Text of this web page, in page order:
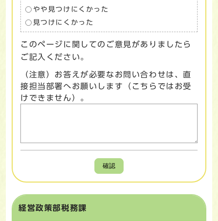
やや見つけにくかった
見つけにくかった
このページに関してのご意見がありましたら
ご記入ください。
（注意）お答えが必要なお問い合わせは、直
接担当部署へお願いします（こちらではお受
けできません）。
確認
経営政策部税務課